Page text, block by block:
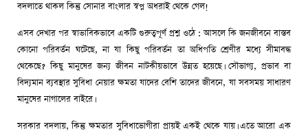
বদলাতে থাকল কিন্তু সোনার বাংলার স্বপ্ন অধরাই থেকে গেল!
এসব দেখার পর স্বাভাবিকভাবে একটি গুরুত্বপূর্ণ প্রশ্ন ওঠে : আসলে কি জনজীবনে বাস্তব
কোনো পরিবর্তন ঘটেছে, না যা কিছু পরিবর্তন তা অধিপতি শ্রেণীর মধ্যে সীমাবদ্ধ
থেকেছে? কিছু মানুষের জন্য জীবন নাটকীয়ভাবে উন্নত হয়েছে। সৌভাগ্য, প্রভাব বা
বিদ্যমান ব্যবস্থার সুবিধা নেয়ার ক্ষমতা যাদের বেশি তাদের জীবনে, যা সবসময় সাধারণ
মানুষের নাগালের বাইরে।
সরকার বদলায়, কিন্তু ক্ষমতার সুবিধাভোগীরা প্রায়ই একই থেকে যায়। এতে আরো এক